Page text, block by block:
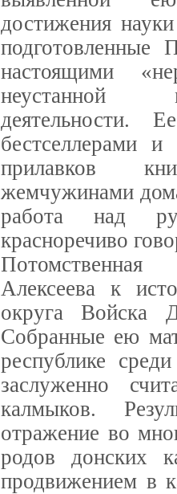
достижения
подготовленные
настоящими
неустанной
деятельности.
бестселлерами
прилавков
жемчужинами
работа над
красноречиво
Алексеева к
округа Войска
Собранные ею
республике
заслуженно
калмыков.
отражение во
родов донских
продвижением в